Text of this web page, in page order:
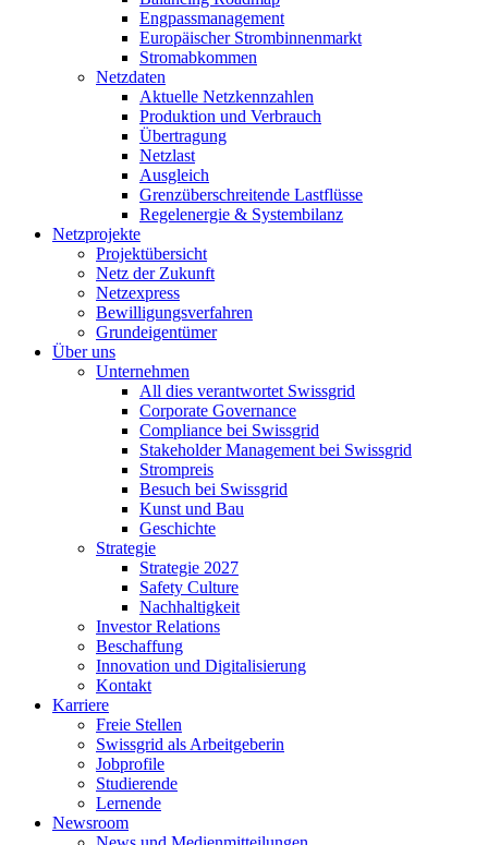
Engpassmanagement
Europäischer Strombinnenmarkt
Stromabkommen
Netzdaten
Aktuelle Netzkennzahlen
Produktion und Verbrauch
Übertragung
Netzlast
Ausgleich
Grenzüberschreitende Lastflüsse
Regelenergie & Systembilanz
Netzprojekte
Projektübersicht
Netz der Zukunft
Netzexpress
Bewilligungsverfahren
Grundeigentümer
Über uns
Unternehmen
All dies verantwortet Swissgrid
Corporate Governance
Compliance bei Swissgrid
Stakeholder Management bei Swissgrid
Strompreis
Besuch bei Swissgrid
Kunst und Bau
Geschichte
Strategie
Strategie 2027
Safety Culture
Nachhaltigkeit
Investor Relations
Beschaffung
Innovation und Digitalisierung
Kontakt
Karriere
Freie Stellen
Swissgrid als Arbeitgeberin
Jobprofile
Studierende
Lernende
Newsroom